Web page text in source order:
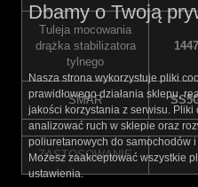
Tuleja mocowania
drążka stabilizatora
tylnego
1447
SMAR
ZASTOSOWANIE
Dbamy o Twoją
Nasza strona wykorzystuje pliki
prawidłowego działania sklepu,
jakości korzystania z serwisu.
analizować ruch w sklepie oraz
poliuretanowych do samochodów
Możesz zaakceptować wszystkie
ustawienia.